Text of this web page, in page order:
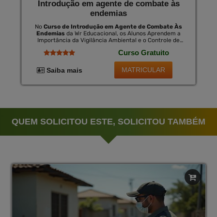
Introdução em agente de combate às
endemias
No Curso de Introdução em Agente de Combate Às
Endemias da Wr Educacional, os Alunos Aprendem a
Importância da Vigilância Ambiental e o Controle de
Proporciona Conhecimentos Essenciais para Combater
Eficazmente as Endemias Que Ameaçam a Saúde das
Populações. com Um Certificado Opcional Válido em
Todo o Brasil por Uma Pequena Taxa, os Formados
Profissionais Qualificados no Mercado de Trabalho.
Curso Gratuito
Saiba mais MATRICULAR
QUEM SOLICITOU ESTE, SOLICITOU TAMBÉM